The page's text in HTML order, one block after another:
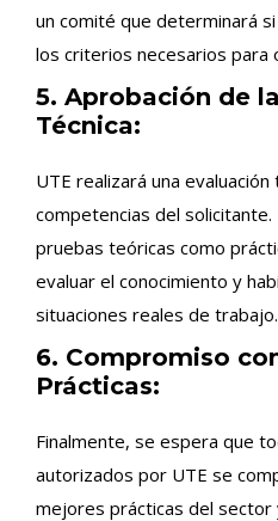
un comité que determinará
los criterios necesarios para
5. Aprobación de
Técnica:
UTE realizará una
competencias del
pruebas teóricas como
evaluar el conocimiento y
situaciones reales de trabajo.
6. Compromiso
Prácticas:
Finalmente, se espera que
autorizados por UTE se
mejores prácticas del sector